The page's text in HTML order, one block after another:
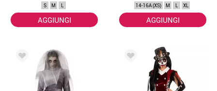
S M L
AGGIUNGI
14-16A (XS) M L XL
AGGIUNGI